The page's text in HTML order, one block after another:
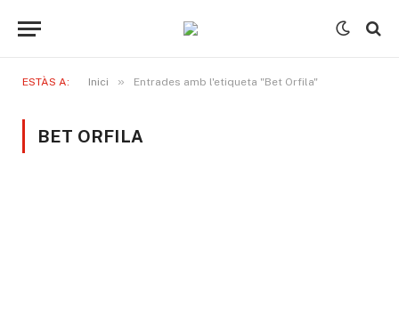
ESTÀS A: Inici » Entrades amb l'etiqueta "Bet Orfila"
BET ORFILA